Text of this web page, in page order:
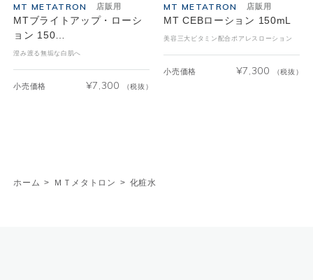
MT METATRON 店販用
MTブライトアップ・ローシ
ョン 150…
澄み渡る無垢な白肌へ
小売価格 ¥7,300 （税抜）
MT METATRON 店販用
MT CEBローション 150mL
美容三大ビタミン配合ポアレスローション
小売価格 ¥7,300 （税抜）
ホーム > ＭＴメタトロン > 化粧水